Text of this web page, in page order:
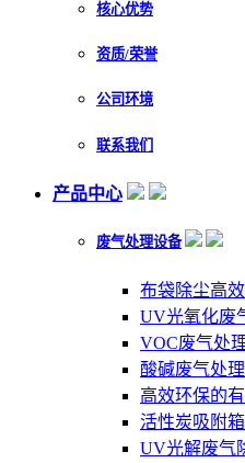
核心优势
资质/荣誉
公司环境
联系我们
产品中心
废气处理设备
布袋除尘高
UV光氧化废
VOC废气处
酸碱废气处
高效环保的
活性炭吸附
UV光解废气